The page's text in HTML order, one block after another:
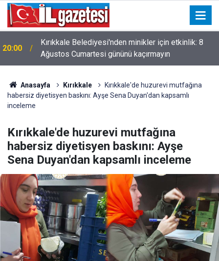
20:00
Kırıkkale Belediyesi'nden minikler için etkinlik: 8
Ağustos Cumartesi gününü kaçırmayın
Anasayfa Kırıkkale
Kırıkkale'de huzurevi mutfağına
habersiz diyetisyen baskını: Ayşe Sena Duyan'dan kapsamlı
inceleme
Kırıkkale'de huzurevi mutfağına
habersiz diyetisyen baskını: Ayşe
Sena Duyan'dan kapsamlı inceleme